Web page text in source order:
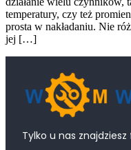
temperatury, czy też
prosta w nakładaniu. Nie
jej […]
Tylko u nas